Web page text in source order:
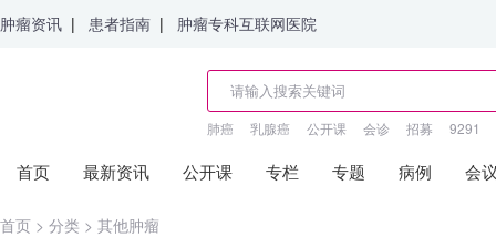
肿瘤资讯 | 患者指南 | 肿瘤专科互联网医院
肺癌 乳腺癌 公开课 会诊 招募 9291
首页 最新资讯 公开课 专栏 专题 病例 会
首页 > 分类 > 其他肿瘤